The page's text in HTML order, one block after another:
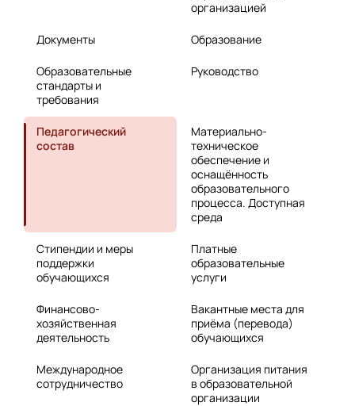
организацией
Документы Образование
Образовательные
стандарты и
требования
Руководство
Педагогический
состав
Материально-
техническое
обеспечение и
оснащённость
образовательного
процесса. Доступная
среда
Стипендии и меры
поддержки
обучающихся
Платные
образовательные
услуги
Финансово-
хозяйственная
деятельность
Вакантные места для
приёма (перевода)
обучающихся
Международное
сотрудничество
Организация питания
в образовательной
организации